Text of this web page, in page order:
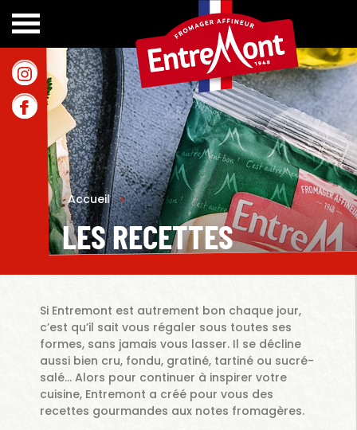
Accueil >
LES RECETTES
Si Entremont est autrement bon chaque jour,
c’est qu’il sait vous régaler sous toutes ses
formes, sans jamais vous lasser. Il se décline
aussi bien cru, fondu, gratiné, tartiné ou sucré-
salé… Alors pour continuer à inspirer votre
cuisine, Entremont a créé pour vous des
recettes gourmandes aux notes fromagères.